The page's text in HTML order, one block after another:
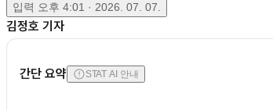
입력 오후 4:01 · 2026. 07. 07.
김정호 기자
간단 요약 STAT AI 안내